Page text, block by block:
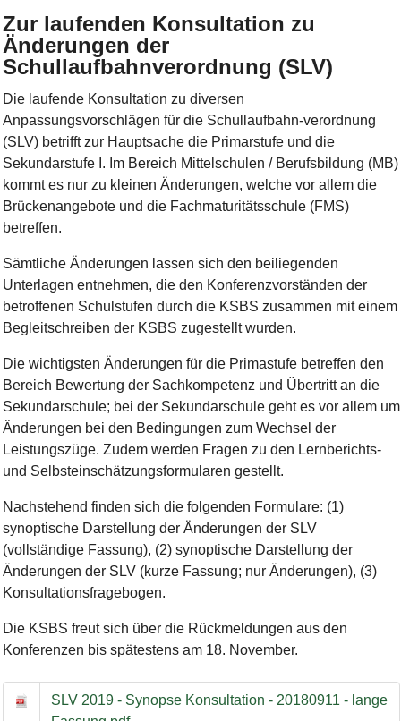
Zur laufenden Konsultation zu
Änderungen der
Schullaufbahnverordnung (SLV)
Die laufende Konsultation zu diversen
Anpassungsvorschlägen für die Schullaufbahn-verordnung
(SLV) betrifft zur Hauptsache die Primarstufe und die
Sekundarstufe I. Im Bereich Mittelschulen / Berufsbildung (MB)
kommt es nur zu kleinen Änderungen, welche vor allem die
Brückenangebote und die Fachmaturitätsschule (FMS)
betreffen.
Sämtliche Änderungen lassen sich den beiliegenden
Unterlagen entnehmen, die den Konferenzvorständen der
betroffenen Schulstufen durch die KSBS zusammen mit einem
Begleitschreiben der KSBS zugestellt wurden.
Die wichtigsten Änderungen für die Primastufe betreffen den
Bereich Bewertung der Sachkompetenz und Übertritt an die
Sekundarschule; bei der Sekundarschule geht es vor allem um
Änderungen bei den Bedingungen zum Wechsel der
Leistungszüge. Zudem werden Fragen zu den Lernberichts-
und Selbsteinschätzungsformularen gestellt.
Nachstehend finden sich die folgenden Formulare: (1)
synoptische Darstellung der Änderungen der SLV
(vollständige Fassung), (2) synoptische Darstellung der
Änderungen der SLV (kurze Fassung; nur Änderungen), (3)
Konsultationsfragebogen.
Die KSBS freut sich über die Rückmeldungen aus den
Konferenzen bis spätestens am 18. November.
Zur laufenden Konsultation zu Änderungen der
SLV 2019 - Synopse Konsultation - 20180911 - lange